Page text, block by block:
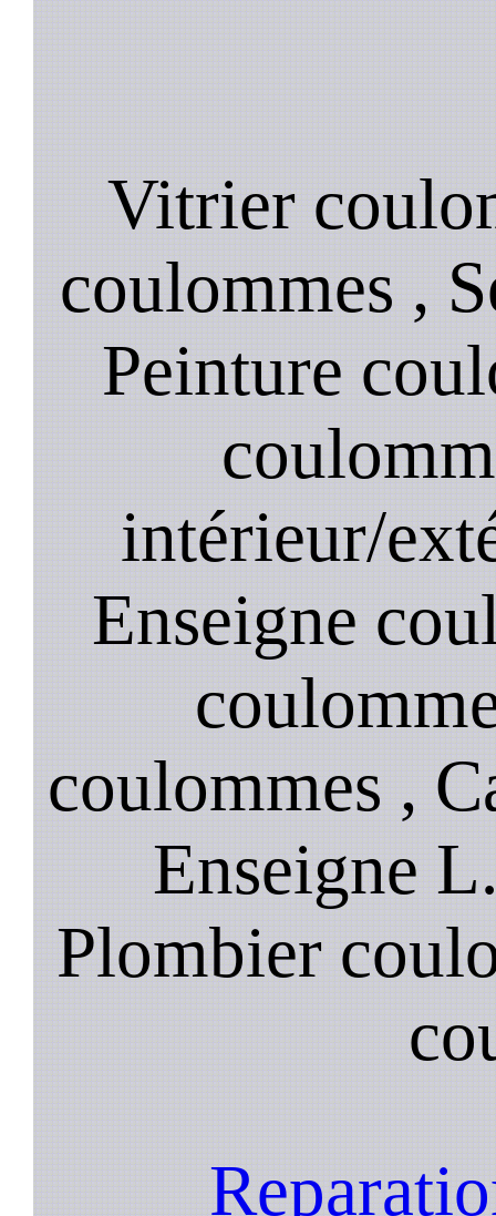
Vitrier
coulommes ,
Peinture
intérieur/
Enseigne
coulommes ,
Enseigne
Plombier